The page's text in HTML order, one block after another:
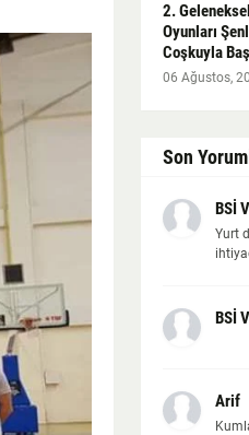
2.
Oyunları
Coşkuyla
06 Ağustos,
Son
BSİ
Yurt
BSİ
Arif